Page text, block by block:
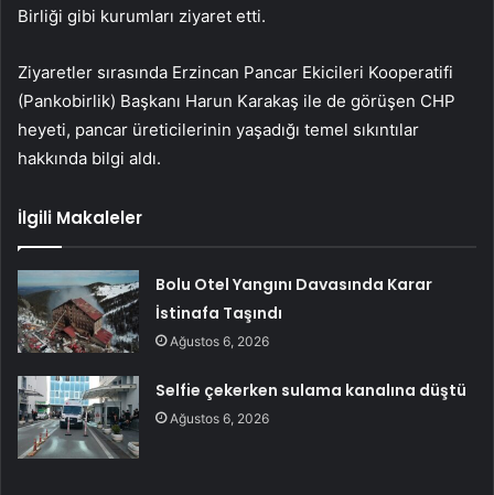
Birliği gibi kurumları ziyaret etti.
Ziyaretler sırasında Erzincan Pancar Ekicileri Kooperatifi
(Pankobirlik) Başkanı Harun Karakaş ile de görüşen CHP
heyeti, pancar üreticilerinin yaşadığı temel sıkıntılar
hakkında bilgi aldı.
İlgili Makaleler
Bolu Otel Yangını Davasında Karar
İstinafa Taşındı
Ağustos 6, 2026
Selfie çekerken sulama kanalına düştü
Ağustos 6, 2026